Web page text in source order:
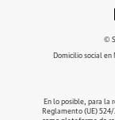
©
Domicilio social
En lo posible, para la
Reglamento (UE)